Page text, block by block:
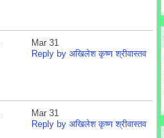
Mar 31
Reply by अखिलेश कृष्ण श्रीवास्तव
Mar 31
Reply by अखिलेश कृष्ण श्रीवास्तव